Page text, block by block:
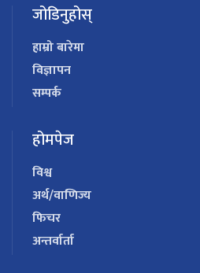
जोडिनुहोस्
हाम्रो बारेमा
विज्ञापन
सम्पर्क
होमपेज
विश्व
अर्थ/वाणिज्य
फिचर
अन्तर्वार्ता